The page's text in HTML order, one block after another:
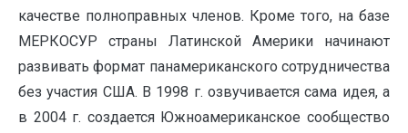
качестве полноправных членов. Кроме того, на базе
МЕРКОСУР страны Латинской Америки начинают
развивать формат панамериканского сотрудничества
без участия США. В 1998 г. озвучивается сама идея, а
в 2004 г. создается Южноамериканское сообщество